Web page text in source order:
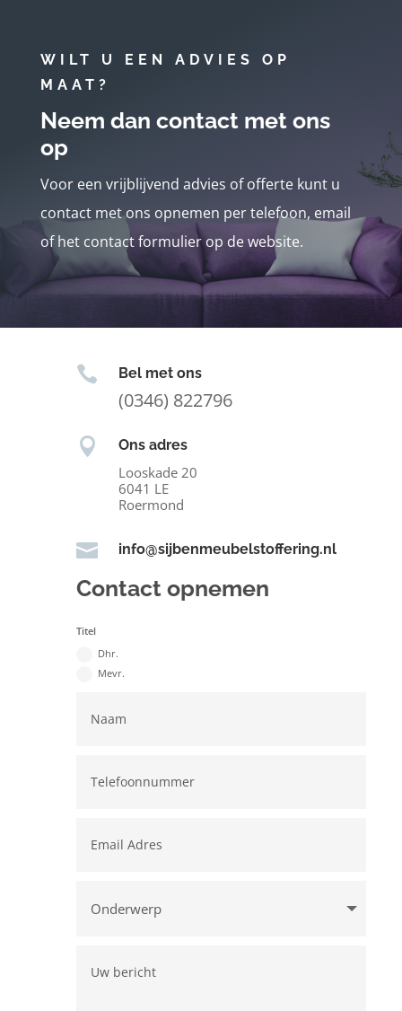
WILT U EEN ADVIES OP
MAAT?
Neem dan contact met ons
op
Voor een vrijblijvend advies of offerte kunt u
contact met ons opnemen per telefoon, email
of het contact formulier op de website.
 Bel met ons
(0346) 822796
 Ons adres
Looskade 20
6041 LE
Roermond
 info@sijbenmeubelstoffering.nl
Contact opnemen
Titel
Dhr.
Mevr.